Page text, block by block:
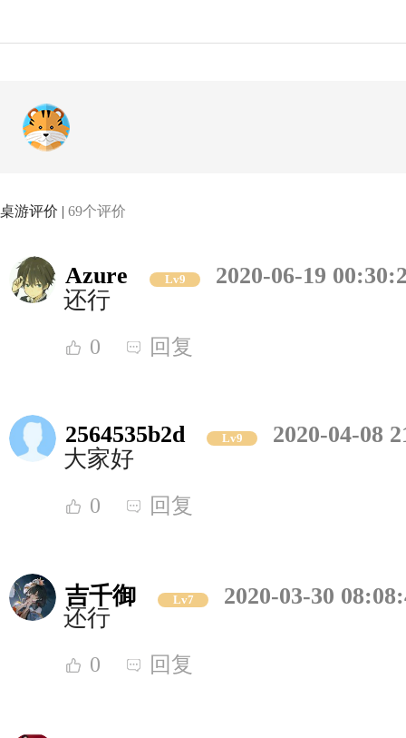
桌游评价 | 69个评价
Azure Lv9
2020-06-19
还行
0 回复
2564535b2d Lv9
2020-04-08
大家好
0 回复
吉千御 Lv7
2020-03-30
还行
0 回复